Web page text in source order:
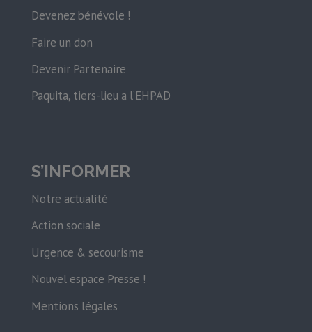
Devenez bénévole !
Faire un don
Devenir Partenaire
Paquita, tiers-lieu a l’EHPAD
S’INFORMER
Notre actualité
Action sociale
Urgence & secourisme
Nouvel espace Presse !
Mentions légales